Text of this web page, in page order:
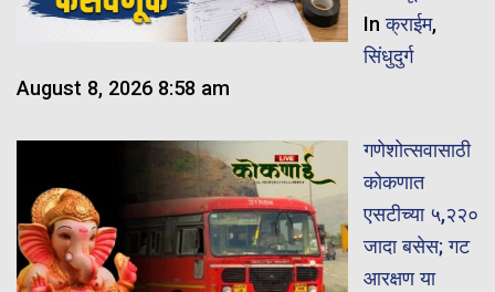
Inक्राईम,
सिंधुदुर्ग
August 8, 2026 8:58 am
गणेशोत्सवासाठी
कोकणात
एसटीच्या ५,२२०
जादा बसेस; गट
आरक्षण या